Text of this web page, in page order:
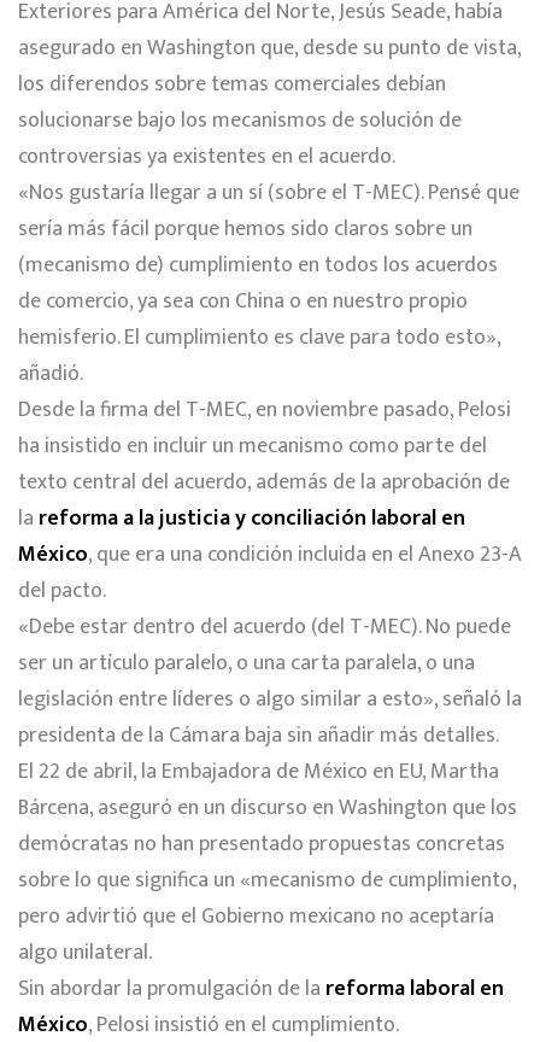
Exteriores para América del Norte, Jesús Seade, había
asegurado en Washington que, desde su punto de vista,
los diferendos sobre temas comerciales debían
solucionarse bajo los mecanismos de solución de
controversias ya existentes en el acuerdo.
«Nos gustaría llegar a un sí (sobre el T-MEC). Pensé que
sería más fácil porque hemos sido claros sobre un
(mecanismo de) cumplimiento en todos los acuerdos
de comercio, ya sea con China o en nuestro propio
hemisferio. El cumplimiento es clave para todo esto»,
añadió.
Desde la firma del T-MEC, en noviembre pasado, Pelosi
ha insistido en incluir un mecanismo como parte del
texto central del acuerdo, además de la aprobación de
la reforma a la justicia y conciliación laboral en
México, que era una condición incluida en el Anexo 23-A
del pacto.
«Debe estar dentro del acuerdo (del T-MEC). No puede
ser un artículo paralelo, o una carta paralela, o una
legislación entre líderes o algo similar a esto», señaló la
presidenta de la Cámara baja sin añadir más detalles.
El 22 de abril, la Embajadora de México en EU, Martha
Bárcena, aseguró en un discurso en Washington que los
demócratas no han presentado propuestas concretas
sobre lo que significa un «mecanismo de cumplimiento,
pero advirtió que el Gobierno mexicano no aceptaría
algo unilateral.
Sin abordar la promulgación de la reforma laboral en
México, Pelosi insistió en el cumplimiento.